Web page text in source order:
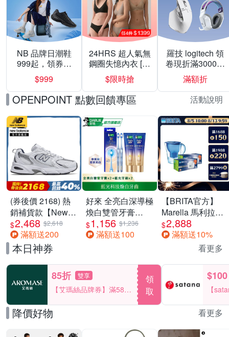
NB 品牌日潮鞋
999起，領券折
上折 最高回饋
40%
$999
24HRS 超人氣無
鋼圈失憶內衣 [熱
銷好評]
$限時搶
羅技 logitech 領
卷現折滿3000折
300
滿額折
OPENPOINT 點數回饋專區 活動說明
(券後價 2168) 熱
銷補貨款【New
Balance】復古運
動鞋_中性_白銀
_MR530SG-D楦
$2,468 $2,618
滿額送200
好來 全亮白深導極
煥白雙管牙膏
100gx2+全亮白深
導藍光牙刷x2
$1,156 $1,236
滿額送100
【BRITA官方】
Marella 馬利拉濾
水壺藍
3.5L+MXPRO12
入去水垢濾芯(共
$2,888
滿額送10%
本日神券 看更多
85折 雙享
【艾瑪絲品牌券】滿580
享85折！
領
取
$100
【
一件
降價好物 看更多